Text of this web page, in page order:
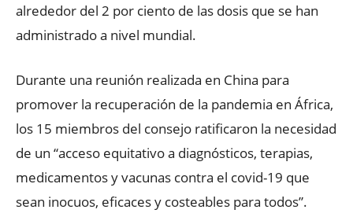
alrededor del 2 por ciento de las dosis que se han
administrado a nivel mundial.
Durante una reunión realizada en China para
promover la recuperación de la pandemia en África,
los 15 miembros del consejo ratificaron la necesidad
de un “acceso equitativo a diagnósticos, terapias,
medicamentos y vacunas contra el covid-19 que
sean inocuos, eficaces y costeables para todos”.